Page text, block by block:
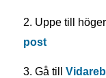
2. Uppe till
post
3. Gå till